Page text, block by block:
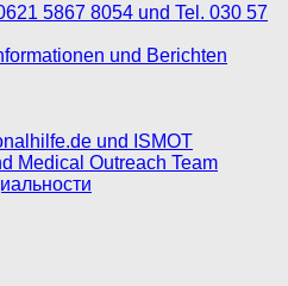
5867 8054 und Tel. 030 57
und Berichten
und ISMOT
Medical Outreach Team